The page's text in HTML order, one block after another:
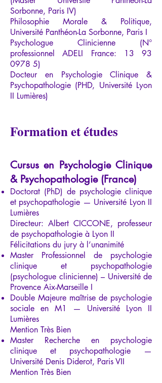
Sorbonne, Paris IV)
Philosophie Morale & Politique,
Université Panthéon-La Sorbonne, Paris I
Psychologue Clinicienne (N°
professionnel ADELI France:
13 93
0978 5)
Docteur en Psychologie Clinique &
Psychopathologie (PHD, Université Lyon
II Lumières)
Formation et études
Cursus en Psychologie Clinique
& Psychopathologie (France)
Doctorat (PhD) de psychologie clinique
et psychopathologie — Université Lyon II
Lumières
Directeur: Albert CICCONE, professeur
de psychopathologie à Lyon II
Félicitations du jury à l’unanimité
Master Professionnel de psychologie
clinique et psychopathologie
(psychologue clinicienne) – Université de
Provence Aix-Marseille I
Double Majeure maîtrise de psychologie
sociale en M1 — Université Lyon II
Lumières
Mention Très Bien
Master Recherche en psychologie
clinique et psychopathologie —
Université Denis Diderot, Paris VII
Mention Très Bien